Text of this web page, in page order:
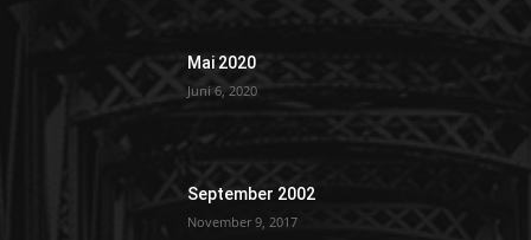
Mai 2020
Juni 6, 2020
September 2002
November 9, 2017